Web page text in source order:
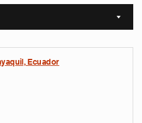
Sort
Ecuador